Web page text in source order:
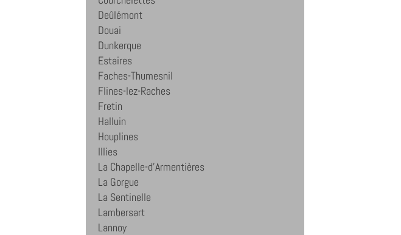
Deûlémont
Douai
Dunkerque
Estaires
Faches-Thumesnil
Flines-lez-Raches
Fretin
Halluin
Houplines
Illies
La Chapelle-d'Armentières
La Gorgue
La Sentinelle
Lambersart
Lannoy